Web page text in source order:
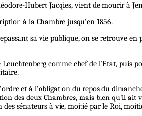
Hubert Jacqies, vient de mourir à
à la Chambre jusqu’en 1856.
sa vie publique, on se retrouve
comme chef de l'Etat, puis
et à l'obligation du repos du
des deux Chambres, mais bien qu'il
sénateurs à vie, moitié par le Roi,